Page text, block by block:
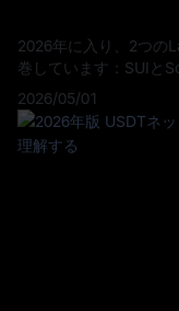
2026年に入り、2つの
巻しています：SUIと
ン、低手数料、活発な
となる設計思想はまっ
事では、両者のアーキ
ステム、投資プロファ
2026/05/01